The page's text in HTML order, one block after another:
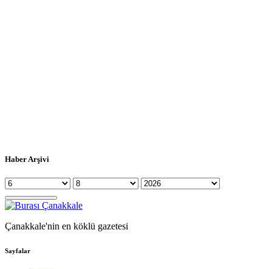
Haber Arşivi
Çanakkale'nin en köklü gazetesi
Sayfalar